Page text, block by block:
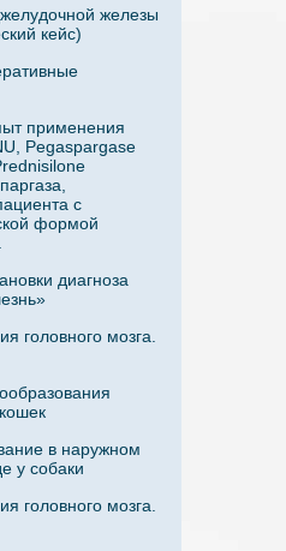
железы
кейс)
применения
Pegaspargase
с
формой
диагноза
головного мозга.
в наружном
у собаки
головного мозга.